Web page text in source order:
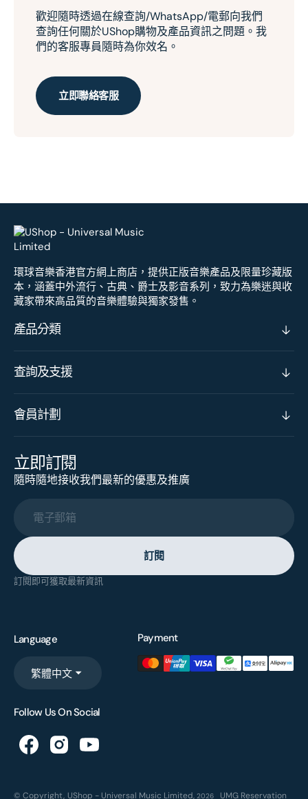
歡迎隨時透過在線查詢/WhatsApp/電郵向我們
查詢任何關於UShop購物及產品資訊之問題。我
們的客服專員隨時為你效名。
立即聯絡客服
環球音樂香港官方網上商店，提供正版音樂產品及限量珍藏版
本，涵蓋中外流行、古典、爵士及影音系列，致力為樂迷與收
藏家帶來高品質的音樂體驗與獨家發售。
產品分類
查詢及支援
會員計劃
立即訂閱
隨時隨地接收我們最新的優惠及推廣
電子郵箱
訂閱
訂閱即可獲取最新資訊
Language
繁體中文
Payment
Follow Us On Social
© Copyright, UShop - Universal Music Limited, 2026 UMG Reservation